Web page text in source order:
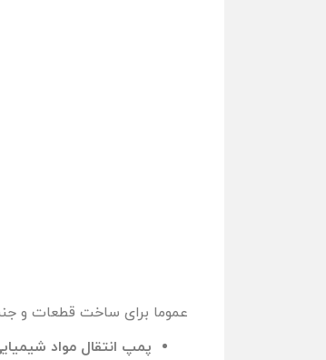
عموما برای ساخت قطعات و
پمپ انتقال مواد